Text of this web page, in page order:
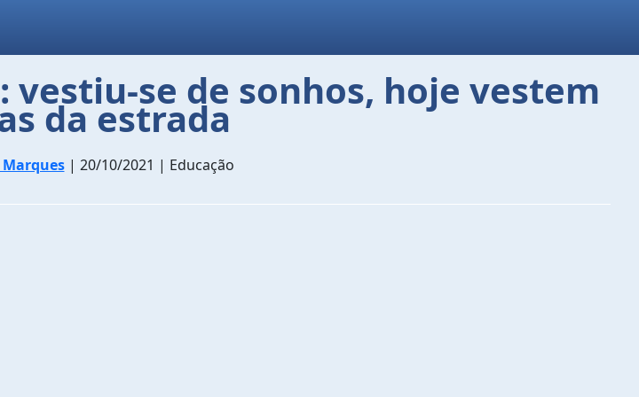
vestiu-se de sonhos, hoje vestem
da estrada
| 20/10/2021 | Educação